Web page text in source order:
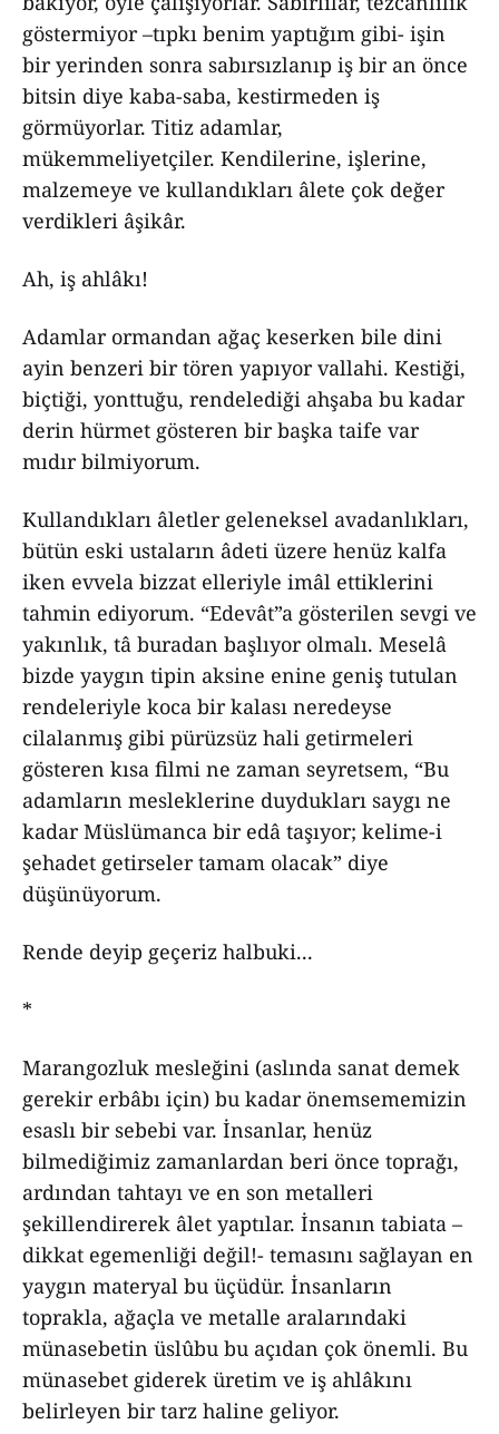
göstermiyor –tıpkı benim yaptığım gibi- işin
bir yerinden sonra sabırsızlanıp iş bir an önce
bitsin diye kaba-saba, kestirmeden iş
görmüyorlar. Titiz adamlar,
mükemmeliyetçiler. Kendilerine, işlerine,
malzemeye ve kullandıkları âlete çok değer
verdikleri âşikâr.
Ah, iş ahlâkı!
Adamlar ormandan ağaç keserken bile dini
ayin benzeri bir tören yapıyor vallahi. Kestiği,
biçtiği, yonttuğu, rendelediği ahşaba bu kadar
derin hürmet gösteren bir başka taife var
mıdır bilmiyorum.
Kullandıkları âletler geleneksel avadanlıkları,
bütün eski ustaların âdeti üzere henüz kalfa
iken evvela bizzat elleriyle imâl ettiklerini
tahmin ediyorum. “Edevât”a gösterilen sevgi ve
yakınlık, tâ buradan başlıyor olmalı. Meselâ
bizde yaygın tipin aksine enine geniş tutulan
rendeleriyle koca bir kalası neredeyse
cilalanmış gibi pürüzsüz hali getirmeleri
gösteren kısa filmi ne zaman seyretsem, “Bu
adamların mesleklerine duydukları saygı ne
kadar Müslümanca bir edâ taşıyor; kelime-i
şehadet getirseler tamam olacak” diye
düşünüyorum.
Rende deyip geçeriz halbuki...
*
Marangozluk mesleğini (aslında sanat demek
gerekir erbâbı için) bu kadar önemsememizin
esaslı bir sebebi var. İnsanlar, henüz
bilmediğimiz zamanlardan beri önce toprağı,
ardından tahtayı ve en son metalleri
şekillendirerek âlet yaptılar. İnsanın tabiata –
dikkat egemenliği değil!- temasını sağlayan en
yaygın materyal bu üçüdür. İnsanların
toprakla, ağaçla ve metalle aralarındaki
münasebetin üslûbu bu açıdan çok önemli. Bu
münasebet giderek üretim ve iş ahlâkını
belirleyen bir tarz haline geliyor.